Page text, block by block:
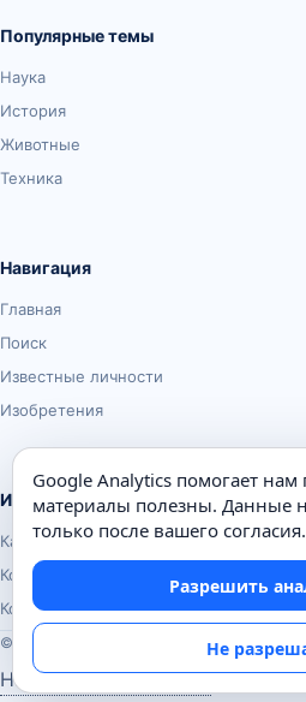
Популярные темы
Наука
История
Животные
Техника
Навигация
Главная
Поиск
Известные личности
Изобретения
Информация
Карта сайта
Контакты
Конфиденциальность
© Почемуха.ру, 2010–2026
Настройки аналитики
Google Analytics помогает нам
материалы полезны. Данные
только после вашего согласия.
Разрешить
Не